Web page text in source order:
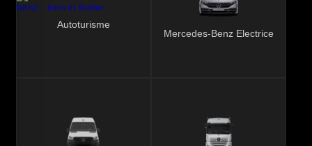
Autoturisme
Mercedes-Benz Electrice